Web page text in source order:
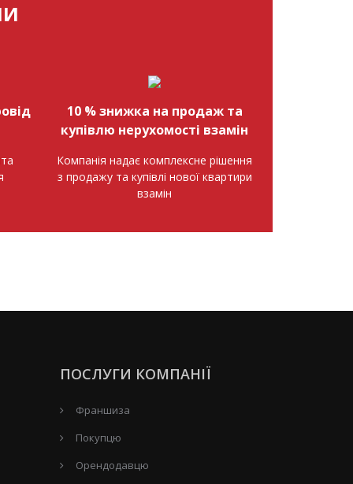
10 % знижка на продаж та
купівлю нерухомості взамін
Компанія надає комплексне рішення
з продажу та купівлі нової квартири
взамін
ПОСЛУГИ КОМПАНІЇ
Франшиза
Покупцю
Орендодавцю